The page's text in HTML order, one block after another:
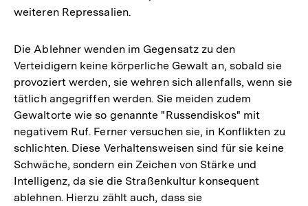
weiteren Repressalien.
Die Ablehner wenden im Gegensatz zu den
Verteidigern keine körperliche Gewalt an, sobald sie
provoziert werden, sie wehren sich allenfalls, wenn sie
tätlich angegriffen werden. Sie meiden zudem
Gewaltorte wie so genannte "Russendiskos" mit
negativem Ruf. Ferner versuchen sie, in Konflikten zu
schlichten. Diese Verhaltensweisen sind für sie keine
Schwäche, sondern ein Zeichen von Stärke und
Intelligenz, da sie die Straßenkultur konsequent
ablehnen. Hierzu zählt auch, dass sie